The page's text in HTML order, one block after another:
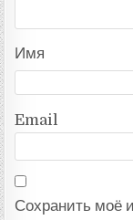
Имя
Email
Сохранить моё